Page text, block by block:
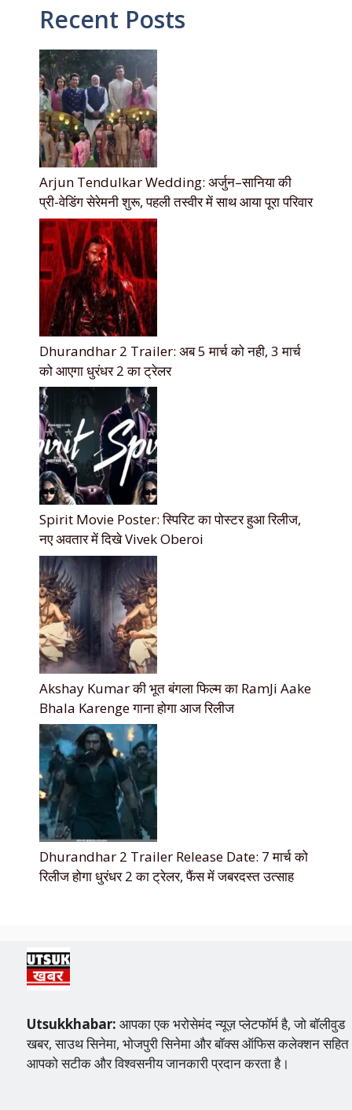
Recent Posts
Arjun Tendulkar Wedding: अर्जुन–सानिया की
प्री-वेडिंग सेरेमनी शुरू, पहली तस्वीर में साथ आया पूरा परिवार
Dhurandhar 2 Trailer: अब 5 मार्च को नही, 3 मार्च
को आएगा धुरंधर 2 का ट्रेलर
Spirit Movie Poster: स्पिरिट का पोस्टर हुआ रिलीज,
नए अवतार में दिखे Vivek Oberoi
Akshay Kumar की भूत बंगला फिल्म का RamJi Aake
Bhala Karenge गाना होगा आज रिलीज
Dhurandhar 2 Trailer Release Date: 7 मार्च को
रिलीज होगा धुरंधर 2 का ट्रेलर, फैंस में जबरदस्त उत्साह
Utsukkhabar: आपका एक भरोसेमंद न्यूज़ प्लेटफॉर्म है, जो बॉलीवुड
खबर, साउथ सिनेमा, भोजपुरी सिनेमा और बॉक्स ऑफिस कलेक्शन सहित
आपको सटीक और विश्वसनीय जानकारी प्रदान करता है।